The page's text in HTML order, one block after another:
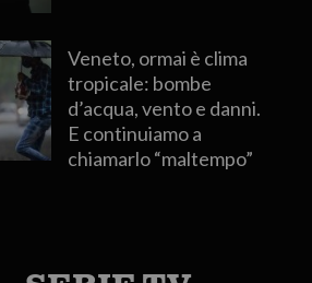
Veneto, ormai è clima
tropicale: bombe
d’acqua, vento e danni.
E continuiamo a
chiamarlo “maltempo”